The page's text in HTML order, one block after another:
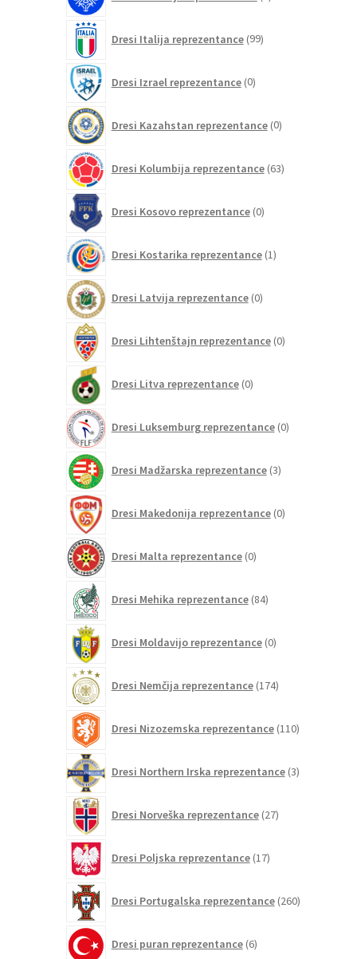
Dresi Italija reprezentance 99izdelkov
Dresi Izrael reprezentance 0izdelkov
Dresi Kazahstan reprezentance 0izdelkov
Dresi Kolumbija reprezentance 63izdelkov
Dresi Kosovo reprezentance 0izdelkov
Dresi Kostarika reprezentance 1izdelek
Dresi Latvija reprezentance 0izdelkov
Dresi Lihtenštajn reprezentance 0izdelkov
Dresi Litva reprezentance 0izdelkov
Dresi Luksemburg reprezentance 0izdelkov
Dresi Madžarska reprezentance 3izdelki
Dresi Makedonija reprezentance 0izdelkov
Dresi Malta reprezentance 0izdelkov
Dresi Mehika reprezentance 84izdelkov
Dresi Moldavijo reprezentance 0izdelkov
Dresi Nemčija reprezentance 174izdelkov
Dresi Nizozemska reprezentance 110izdelkov
Dresi Northern Irska reprezentance 3izdelki
Dresi Norveška reprezentance 27izdelkov
Dresi Poljska reprezentance 17izdelkov
Dresi Portugalska reprezentance 260izdelkov
Dresi puran reprezentance 6izdelkov